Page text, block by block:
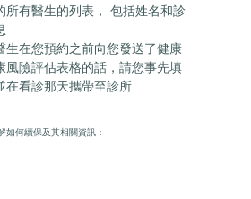
所有醫生的列表， 包括姓名和診
生在您預約之前向您發送了健康
風險評估表格的話，請您事先填
在看診那天攜帶至診所
如何續保及其相關資訊：